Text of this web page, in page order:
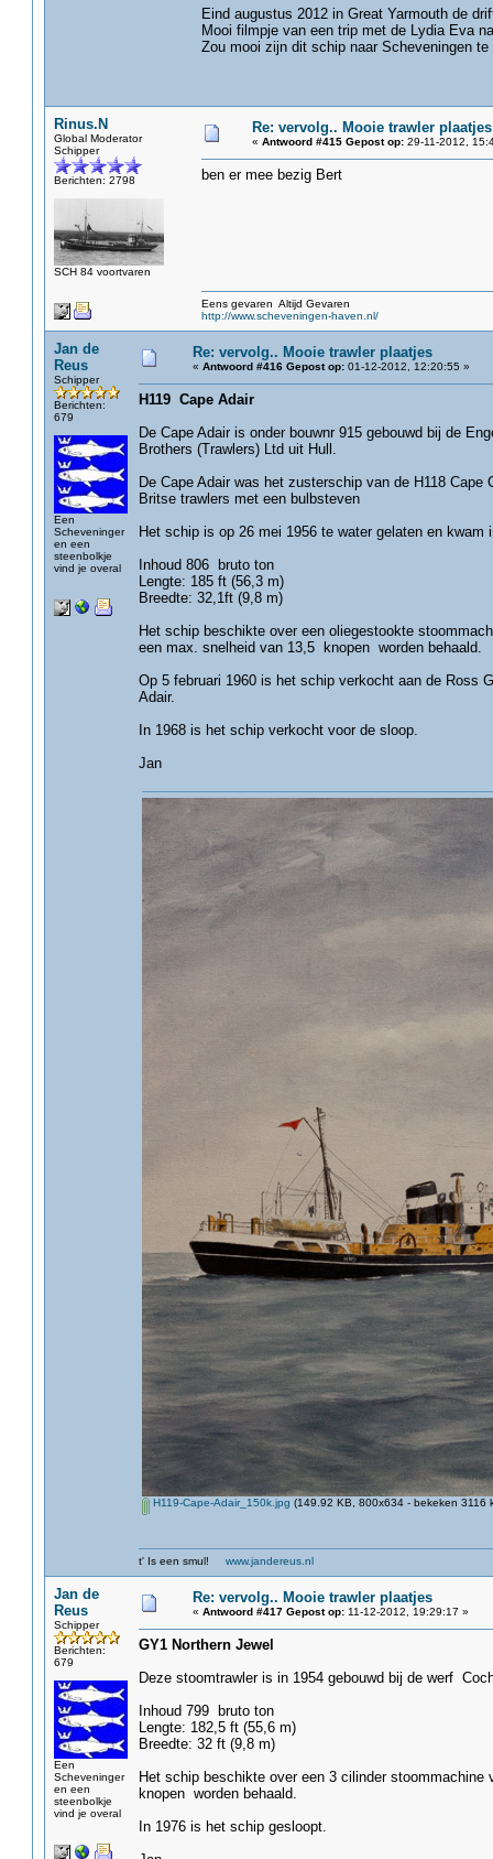
Eind augustus 2012 in Great Yarmouth de
Mooi filmpje van een trip met de Lydia Eva
Zou mooi zijn dit schip naar Scheveningen
Rinus.N
Global Moderator
Schipper
Berichten: 2798
SCH 84 voortvaren
Re: vervolg.. Mooie trawler plaatjes
« Antwoord #415 Gepost op:29-11-2012,
ben er mee bezig Bert
Eens gevaren Altijd Gevaren
http://www.scheveningen-haven.nl/
Jan de
Reus
Schipper
Berichten:
679
Een
Scheveninger
en een
steenbolkje
vind je overal
Re: vervolg.. Mooie trawler plaatjes
« Antwoord #416 Gepost op:01-12-2012, 12:20:55 »
H119 Cape Adair
De Cape Adair is onder bouwnr 915 gebouwd bij de
Brothers (Trawlers) Ltd uit Hull.
De Cape Adair was het zusterschip van de H118
Britse trawlers met een bulbsteven
Het schip is op 26 mei 1956 te water gelaten en
Inhoud 806 bruto ton
Lengte: 185 ft (56,3 m)
Breedte: 32,1ft (9,8 m)
Het schip beschikte over een oliegestookte
een max. snelheid van 13,5 knopen worden behaald.
Op 5 februari 1960 is het schip verkocht aan de Ross
Adair.
In 1968 is het schip verkocht voor de sloop.
Jan
H119-Cape-Adair_150k.jpg (149.92 KB, 800x634 - bekeken 3116
t' Is een smul! www.jandereus.nl
Jan de
Reus
Schipper
Berichten:
679
Een
Scheveninger
en een
steenbolkje
vind je overal
Re: vervolg.. Mooie trawler plaatjes
« Antwoord #417 Gepost op:11-12-2012, 19:29:17 »
GY1 Northern Jewel
Deze stoomtrawler is in 1954 gebouwd bij de werf
Inhoud 799 bruto ton
Lengte: 182,5 ft (55,6 m)
Breedte: 32 ft (9,8 m)
Het schip beschikte over een 3 cilinder
knopen worden behaald.
In 1976 is het schip gesloopt.